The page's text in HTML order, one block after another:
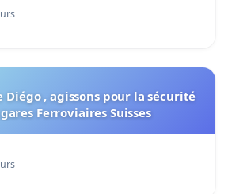
Diégo , agissons pour la sécurité
Ferroviaires Suisses